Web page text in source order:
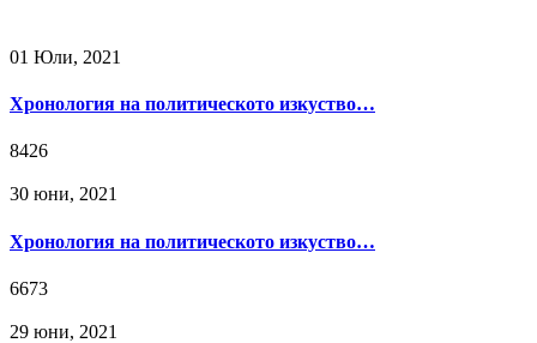
01 Юли, 2021
Хронология на политическото изкуство…
8426
30 юни, 2021
Хронология на политическото изкуство…
6673
29 юни, 2021